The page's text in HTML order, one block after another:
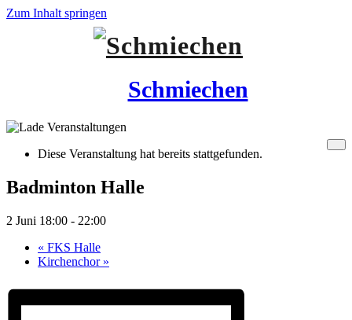
Zum Inhalt springen
Schmiechen
Diese Veranstaltung hat bereits stattgefunden.
Badminton Halle
2 Juni 18:00 - 22:00
« FKS Halle
Kirchenchor »